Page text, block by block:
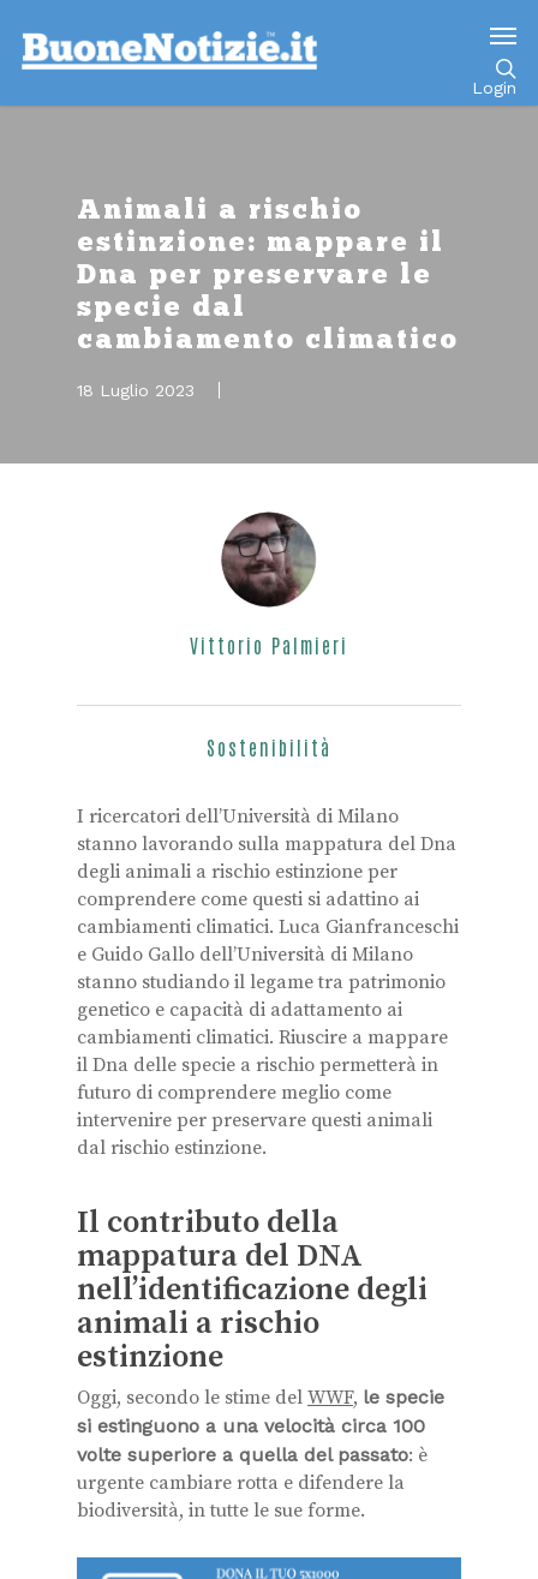
Login
Animali a rischio
estinzione: mappare il
Dna per preservare le
specie dal
cambiamento climatico
18 Luglio 2023
Vittorio Palmieri
Sostenibilità
I ricercatori dell’Università di Milano
stanno lavorando sulla mappatura del Dna
degli animali a rischio estinzione per
comprendere come questi si adattino ai
cambiamenti climatici. Luca Gianfranceschi
e Guido Gallo dell’Università di Milano
stanno studiando il legame tra patrimonio
genetico e capacità di adattamento ai
cambiamenti climatici. Riuscire a mappare
il Dna delle specie a rischio permetterà in
futuro di comprendere meglio come
intervenire per preservare questi animali
dal rischio estinzione.
Il contributo della
mappatura del DNA
nell’identificazione degli
animali a rischio
estinzione
Oggi, secondo le stime del WWF, le specie
si estinguono a una velocità circa 100
volte superiore a quella del passato: è
urgente cambiare rotta e difendere la
biodiversità, in tutte le sue forme.
Go to mobile version